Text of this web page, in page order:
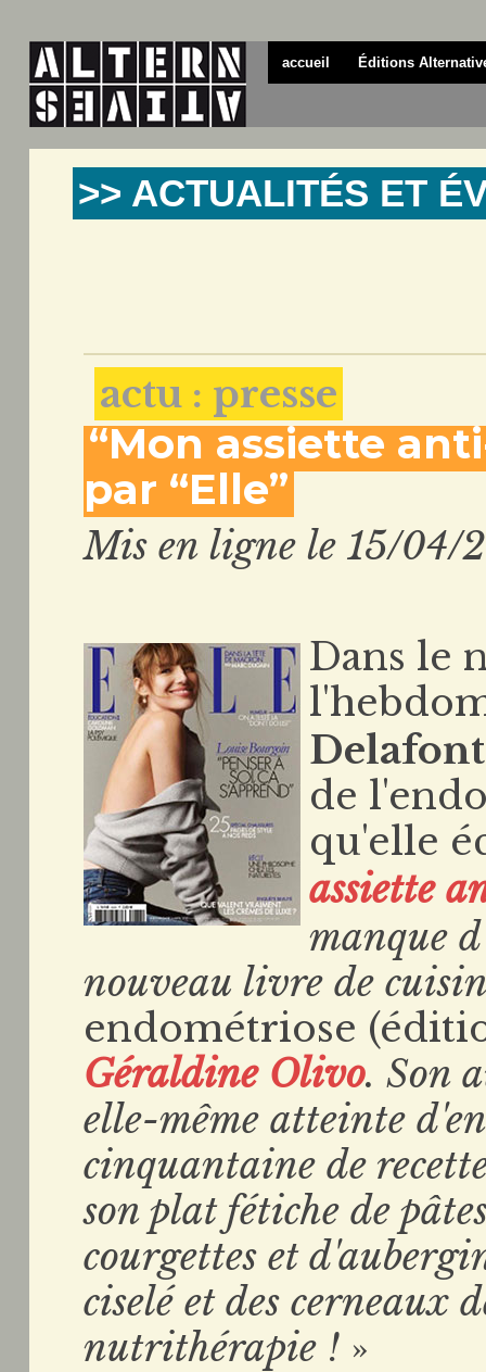
accueil Éditions
>> ACTUALITÉS ET
actu : presse
“Mon assiette
par “Elle”
Mis en ligne le 15/04/
Dans le
de
qu'elle
assiette
manque
nouveau livre de
endométriose
Géraldine Olivo. Son
elle-même atteinte
cinquantaine de
son plat fétiche de
courgettes et
ciselé et des cerneaux
nutrithérapie ! »